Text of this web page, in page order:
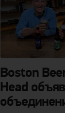
Boston
Head